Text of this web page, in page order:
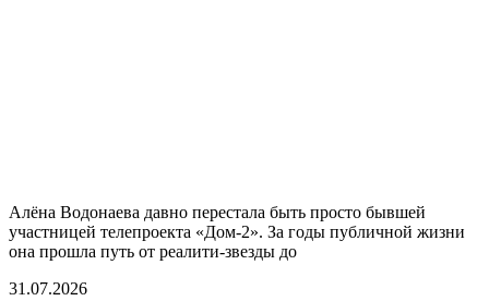
Алёна Водонаева давно перестала быть просто бывшей
участницей телепроекта «Дом-2». За годы публичной жизни
она прошла путь от реалити-звезды до
31.07.2026